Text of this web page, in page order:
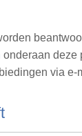
onderaan deze
via e-